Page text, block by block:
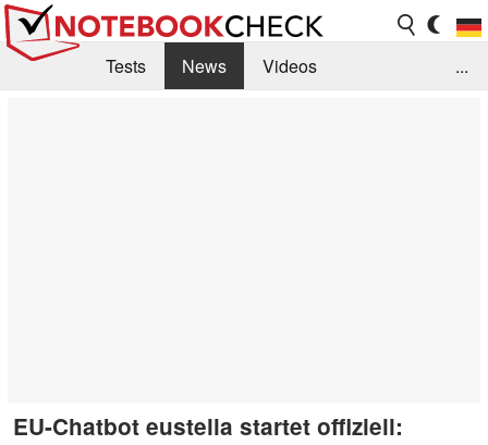
Tests News
Videos
...
EU-Chatbot eustella startet offiziell: